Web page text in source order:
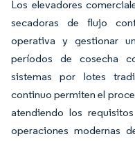
Los elevadores
secadoras de flujo
operativa y gestionar
períodos de cosecha
sistemas por lotes
continuo permiten el
atendiendo los
operaciones modernas